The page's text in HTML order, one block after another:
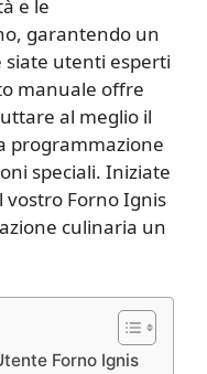
e le
garantendo un
siate utenti esperti
manuale offre
al meglio il
programmazione
speciali. Iniziate
vostro Forno Ignis
culinaria un
Forno Ignis